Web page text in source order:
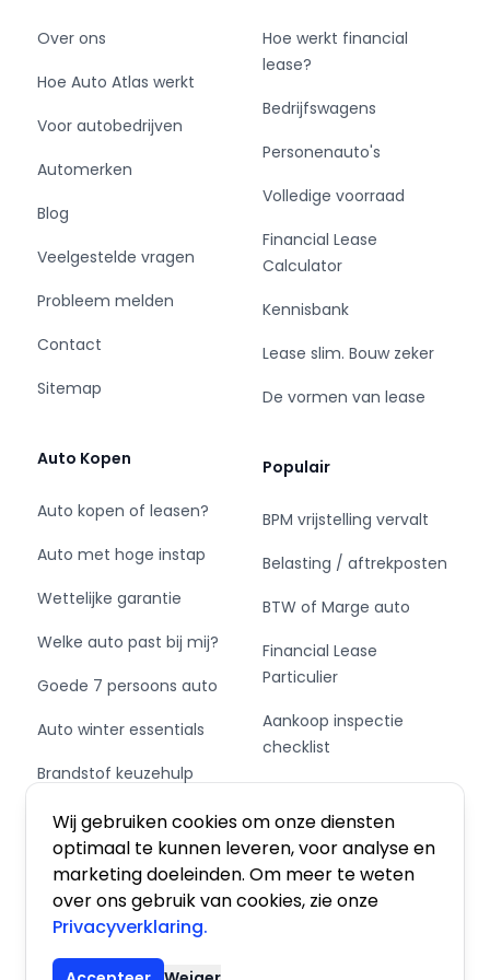
Wij gebruiken cookies om onze diensten
optimaal te kunnen leveren, voor analyse en
marketing doeleinden. Om meer te weten
over ons gebruik van cookies, zie onze
Privacyverklaring.
- Cruise control
Exterieur
- Achterruitwisser
- Buitenspiegels elektrisch verstelbaar
- Buitenspiegels verwarmbaar
- Centrale vergrendeling met
- Getint glas
- LED dagrijverlichting
- Metaalkleur
- Radio
- Achterbank in delen neerklapbaar
- Bestuurdersstoel in hoogte verstelbaar
- Stuur verstelbaar
- Stuurbekrachtiging snelheidsafhankelijk
Milieu
- Start/stop systeem
Overige
Over ons
Hoe Auto Atlas werkt
Voor autobedrijven
Automerken
Blog
Veelgestelde vragen
Probleem melden
Contact
Sitemap
Auto Kopen
Auto kopen of leasen?
Auto met hoge instap
Wettelijke garantie
Welke auto past bij mij?
Goede 7 persoons auto
Auto winter essentials
Brandstof keuzehulp
Schakel of automaat?
Hoe werkt financial
lease?
Bedrijfswagens
Personenauto's
Volledige voorraad
Financial Lease
Calculator
Kennisbank
Lease slim. Bouw zeker
De vormen van lease
Populair
BPM vrijstelling vervalt
Belasting / aftrekposten
BTW of Marge auto
Financial Lease
Particulier
Aankoop inspectie
checklist
Private Leasen,
Financieren of Kopen?